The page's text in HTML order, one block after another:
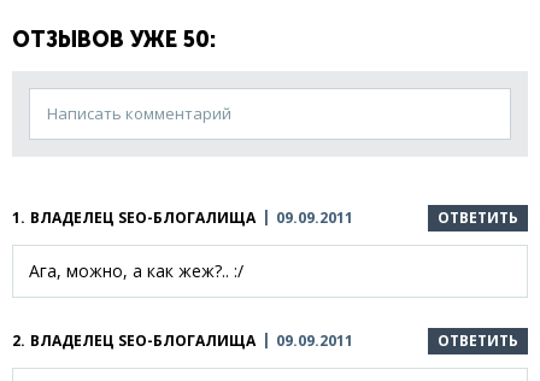
ОТЗЫВОВ УЖЕ 50:
Написать комментарий
1. ВЛАДЕЛЕЦ SEO-БЛОГАЛИЩА 09.09.2011 ОТВЕТИТЬ
Ага, можно, а как жеж?.. :/
2. ВЛАДЕЛЕЦ SEO-БЛОГАЛИЩА 09.09.2011 ОТВЕТИТЬ